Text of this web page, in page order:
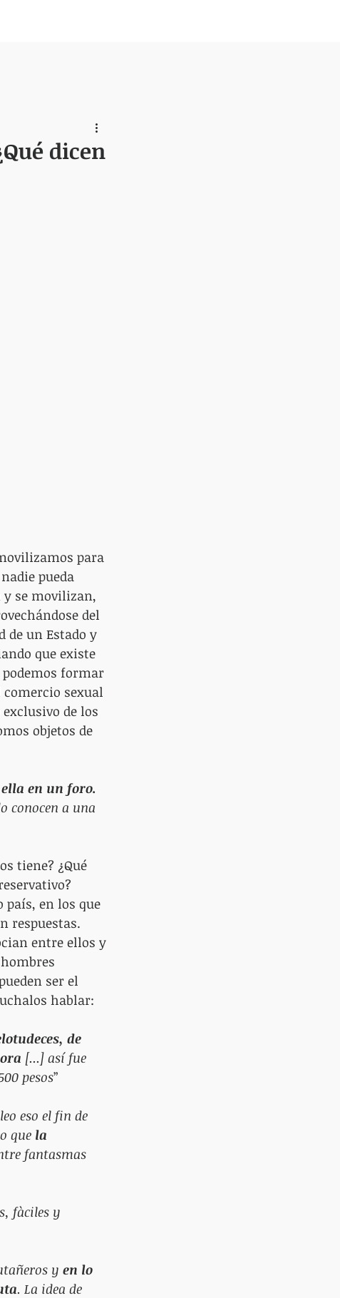
dicen
para
pueda
y se movilizan,
del
un Estado y
que existe
formar
comercio sexual
de los
objetos de
en un foro.
conocen a una
tiene? ¿Qué
país, en los que
respuestas.
entre ellos y
ser el
hablar:
de
[...] así fue
pesos”
eso el fin de
que la
fantasmas
fàciles y
y en lo
. La idea de